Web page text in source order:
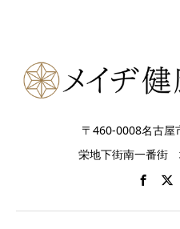
〒460-0008名古屋
栄地下街南一番街